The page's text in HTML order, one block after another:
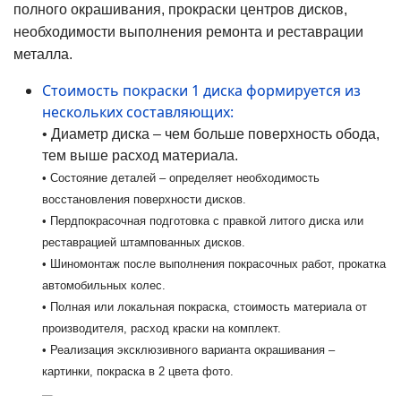
полного окрашивания, прокраски центров дисков,
необходимости выполнения ремонта и реставрации
металла.
Стоимость покраски 1 диска формируется из
нескольких составляющих:
• Диаметр диска – чем больше поверхность обода,
тем выше расход материала.
• Состояние деталей – определяет необходимость
восстановления поверхности дисков.
• Пердпокрасочная подготовка с правкой литого диска или
реставрацией штампованных дисков.
• Шиномонтаж после выполнения покрасочных работ, прокатка
автомобильных колес.
• Полная или локальная покраска, стоимость материала от
производителя, расход краски на комплект.
• Реализация эксклюзивного варианта окрашивания –
картинки, покраска в 2 цвета фото.